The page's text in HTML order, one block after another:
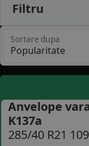
B2B
Filtru
Sortare dupa
Anvelope
K137a
285/40 R21